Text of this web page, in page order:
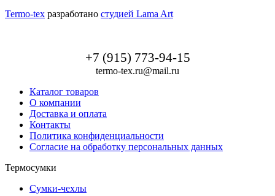
Termo-tex разработано студией Lama Art
+7 (915) 773-94-15
termo-tex.ru@mail.ru
Каталог товаров
О компании
Доставка и оплата
Контакты
Политика конфиденциальности
Согласие на обработку персональных данных
Термосумки
Сумки-чехлы